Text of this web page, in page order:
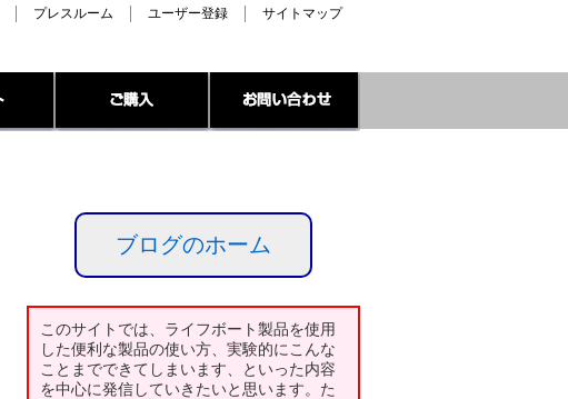
プレスルーム ユーザー登録 サイトマップ
ブログのホーム
このサイトでは、ライフボート製品を使用
した便利な製品の使い方、実験的にこんな
ことまでできてしまいます、といった内容
を中心に発信していきたいと思います。た